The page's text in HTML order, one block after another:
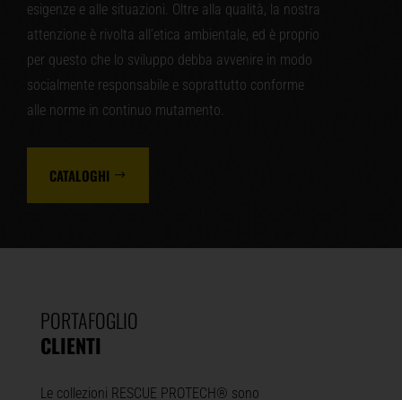
esigenze e alle situazioni. Oltre alla qualità, la nostra
attenzione è rivolta all’etica ambientale, ed è proprio
per questo che lo sviluppo debba avvenire in modo
socialmente responsabile e soprattutto conforme
alle norme in continuo mutamento.
CATALOGHI
PORTAFOGLIO
CLIENTI
Le collezioni RESCUE PROTECH® sono